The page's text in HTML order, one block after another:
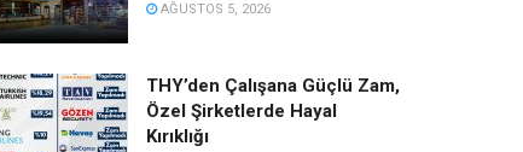
AĞUSTOS 5, 2026
THY’den Çalışana Güçlü Zam,
Özel Şirketlerde Hayal
Kırıklığı